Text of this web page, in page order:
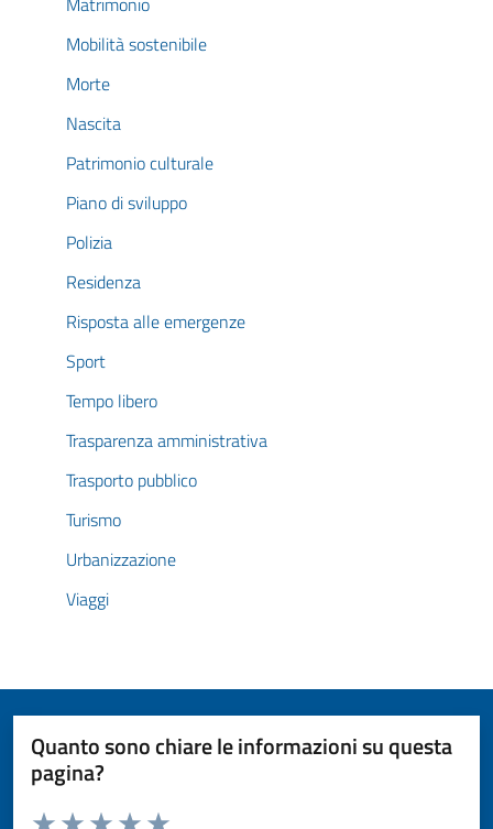
Mobilità sostenibile
Morte
Nascita
Patrimonio culturale
Piano di sviluppo
Polizia
Residenza
Risposta alle emergenze
Sport
Tempo libero
Trasparenza amministrativa
Trasporto pubblico
Turismo
Urbanizzazione
Viaggi
Quanto sono chiare le informazioni su questa
pagina?
Valuta da 1 a 5 stelle la pagina